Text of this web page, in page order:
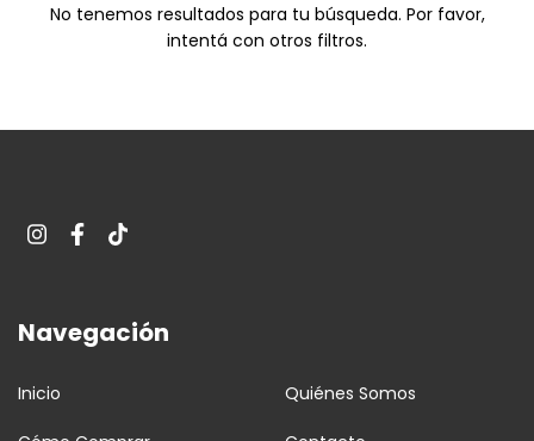
No tenemos resultados para tu búsqueda. Por favor,
intentá con otros filtros.
Navegación
Inicio Quiénes Somos